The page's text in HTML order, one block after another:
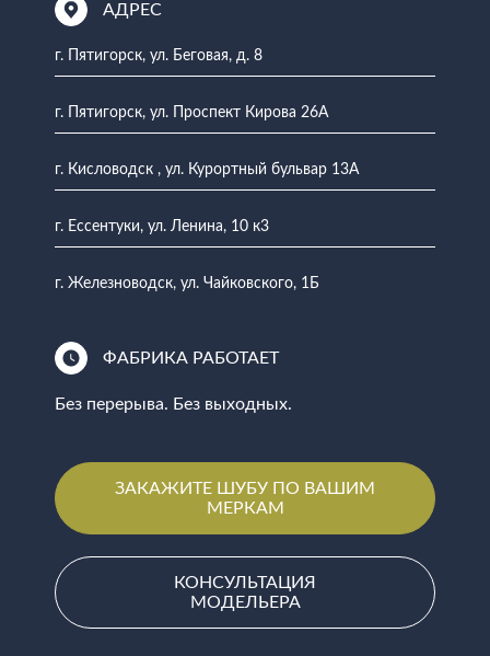
АДРЕС
г. Пятигорск, ул. Беговая, д. 8
г. Пятигорск, ул. Проспект Кирова 26А
г. Кисловодск , ул. Курортный бульвар 13А
г. Ессентуки, ул. Ленина, 10 к3
г. Железноводск, ул. Чайковского, 1Б
ФАБРИКА РАБОТАЕТ
Без перерыва. Без выходных.
ЗАКАЖИТЕ ШУБУ ПО ВАШИМ
МЕРКАМ
КОНСУЛЬТАЦИЯ
МОДЕЛЬЕРА